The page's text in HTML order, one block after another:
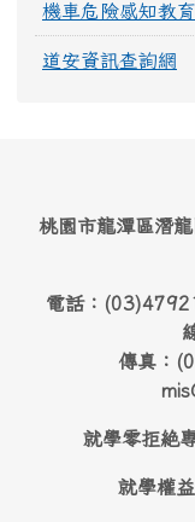
機車危險感知教
道安資訊查詢網
桃園市龍潭區潛
電話：
傳真：
就學零拒絶
就學權